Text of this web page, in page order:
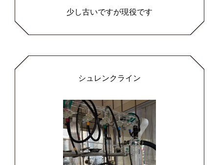
少し古いですが現役です
シュレンクライン